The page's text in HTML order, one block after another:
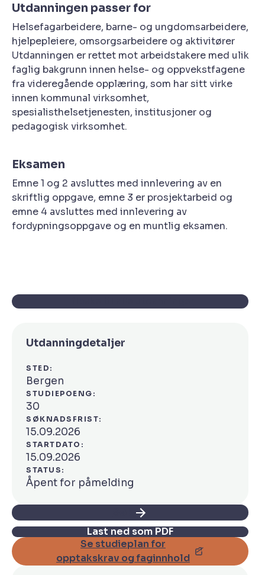
Utdanningen passer for
Helsefagarbeidere, barne- og ungdomsarbeidere,
hjelpepleiere, omsorgsarbeidere og aktivitører
Utdanningen er rettet mot arbeidstakere med ulik
faglig bakgrunn innen helse- og oppvekstfagene
fra videregående opplæring, som har sitt virke
innen kommunal virksomhet,
spesialisthelsetjenesten, institusjoner og
pedagogisk virksomhet.
Eksamen
Emne 1 og 2 avsluttes med innlevering av en
skriftlig oppgave, emne 3 er prosjektarbeid og
emne 4 avsluttes med innlevering av
fordypningsoppgave og en muntlig eksamen.
Utdanningdetaljer
STED:
Bergen
STUDIEPOENG:
30
SØKNADSFRIST:
15.09.2026
STARTDATO:
15.09.2026
STATUS:
Åpent for påmelding
Last ned som PDF
Se studieplan for
opptakskrav og faginnhold